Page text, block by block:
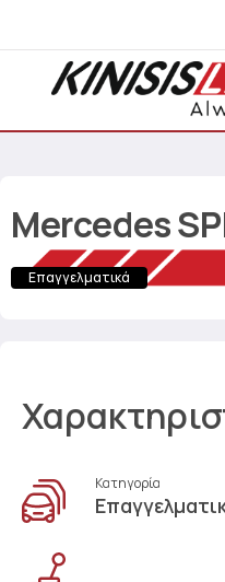
Mercedes
Επαγγελματικά
Κατηγορία